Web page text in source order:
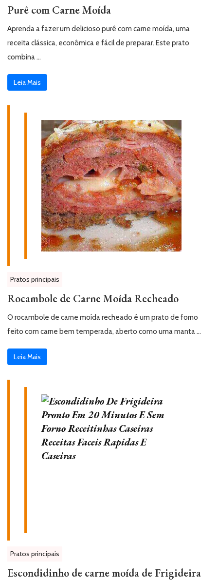
Purê com Carne Moída
Aprenda a fazer um delicioso purê com carne moída, uma
receita clássica, econômica e fácil de preparar. Este prato
combina …
Leia Mais
Pratos principais
Rocambole de Carne Moída Recheado
O rocambole de carne moída recheado é um prato de forno
feito com carne bem temperada, aberto como uma manta …
Leia Mais
Pratos principais
Escondidinho de carne moída de Frigideira